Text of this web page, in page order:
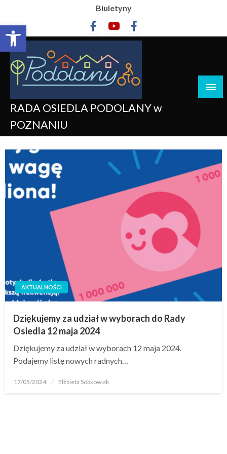
Otwórz pasek narzędzi
Biuletyny
RADA OSIEDLA PODOLANY w
POZNANIU
AKTUALNOŚCI
Dziękujemy za udział w wyborach do Rady
Osiedla 12 maja 2024
Dziękujemy za udział w wyborach 12 maja 2024.
Podajemy listę nowych radnych…
17/05/2024 Elżbieta Sobkowiak